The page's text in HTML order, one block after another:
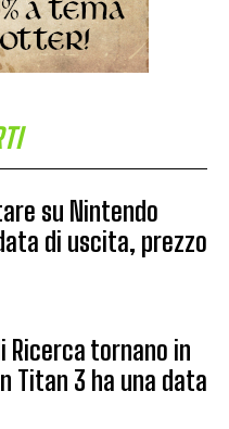
su Nintendo
di uscita, prezzo
Ricerca tornano in
Titan 3 ha una data